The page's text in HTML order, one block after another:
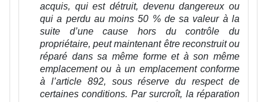
acquis, qui est détruit, devenu dangereux ou
qui a perdu au moins 50 % de sa valeur à la
suite d’une cause hors du contrôle du
propriétaire, peut maintenant être reconstruit ou
réparé dans sa même forme et à son même
emplacement ou à un emplacement conforme
à l’article 892, sous réserve du respect de
certaines conditions. Par surcroît, la réparation